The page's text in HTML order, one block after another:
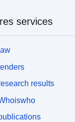
services
results